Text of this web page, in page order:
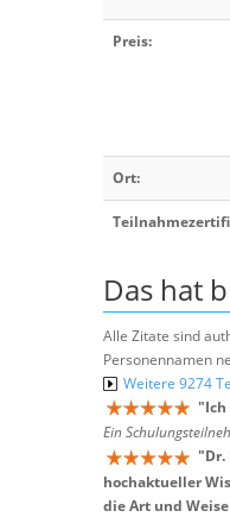
Preis:
Ort:
Das hat
Alle Zitate sind
Personennamen
Weitere 9274
"
Ein
"
hochaktueller
die Art und